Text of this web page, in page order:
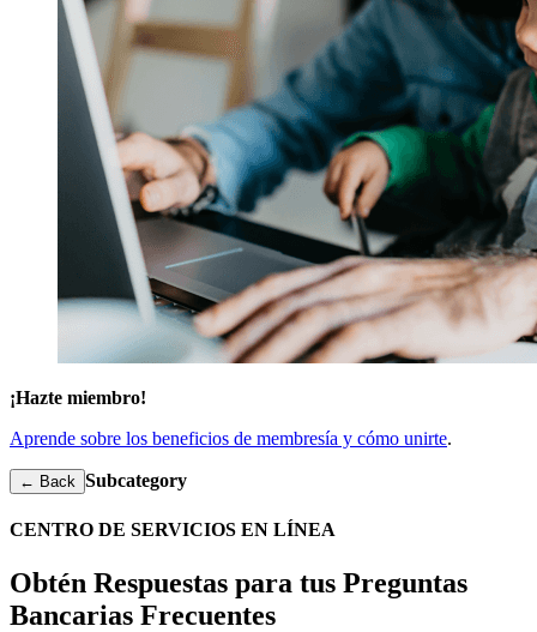
¡Hazte miembro!
Aprende sobre los beneficios de membresía y cómo unirte.
← Back Subcategory
CENTRO DE SERVICIOS EN LÍNEA
Obtén Respuestas para tus Preguntas
Bancarias Frecuentes